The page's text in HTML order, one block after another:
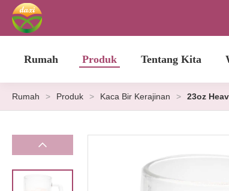
Rumah Produk Tentang Kita
Rumah > Produk > Kaca Bir Kerajinan > 23oz